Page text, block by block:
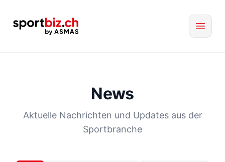
News
Aktuelle Nachrichten und Updates aus der
Sportbranche